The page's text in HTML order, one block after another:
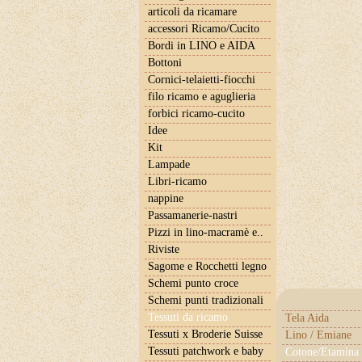
articoli da ricamare
accessori Ricamo/Cucito
Bordi in LINO e AIDA
Bottoni
Cornici-telaietti-fiocchi
filo ricamo e aguglieria
forbici ricamo-cucito
Idee
Kit
Lampade
Libri-ricamo
nappine
Passamanerie-nastri
Pizzi in lino-macramè e..
Riviste
Sagome e Rocchetti legno
Schemi punto croce
Schemi punti tradizionali
Tessuti da ricamo
Tela Aida
Lino / Emiane
Cotone/Etamina
Tessuti x Broderie Suisse
Tessuti patchwork e baby